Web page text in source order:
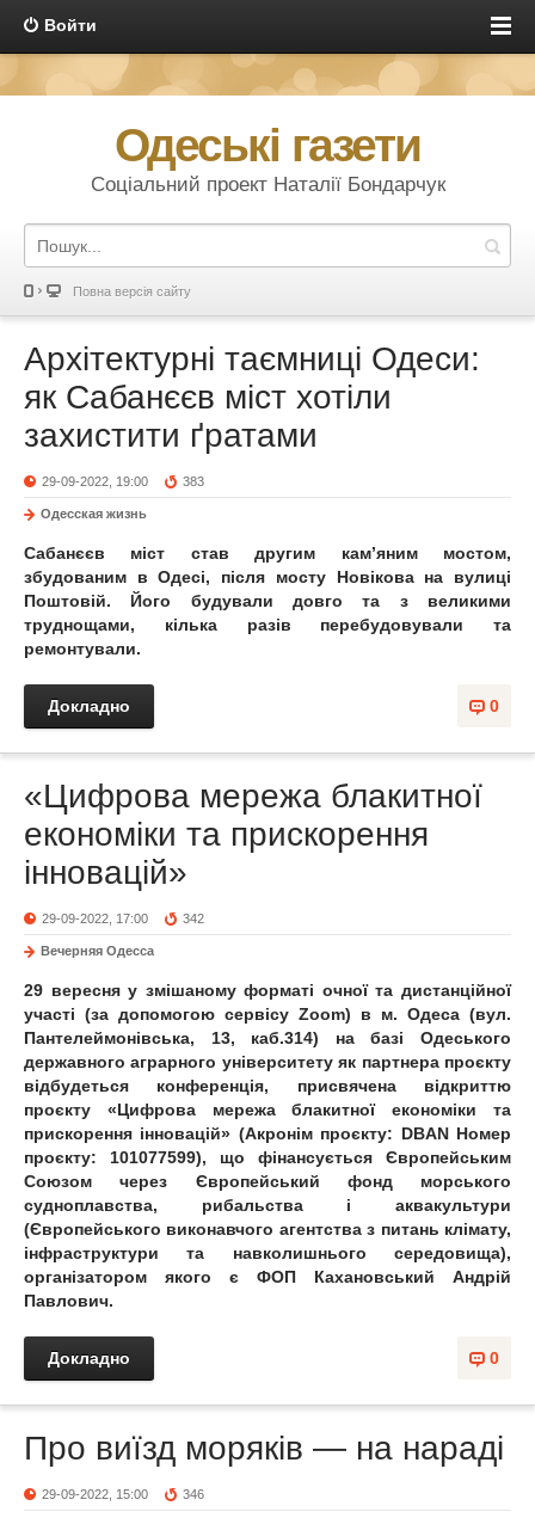
Войти
Одеські газети
Соціальний проект Наталії Бондарчук
Повна версія сайту
Архітектурні таємниці Одеси:
як Сабанєєв міст хотіли
захистити ґратами
29-09-2022, 19:00 383
Одесская жизнь
Сабанєєв міст став другим кам’яним мостом,
збудованим в Одесі, після мосту Новікова на вулиці
Поштовій. Його будували довго та з великими
труднощами, кілька разів перебудовували та
ремонтували.
0
Докладно
«Цифрова мережа блакитної
економіки та прискорення
інновацій»
29-09-2022, 17:00 342
Вечерняя Одесса
29 вересня у змішаному форматі очної та дистанційної
участі (за допомогою сервісу Zoom) в м. Одеса (вул.
Пантелеймонівська, 13, каб.314) на базі Одеського
державного аграрного університету як партнера проєкту
відбудеться конференція, присвячена відкриттю
проєкту «Цифрова мережа блакитної економіки та
прискорення інновацій» (Акронім проєкту: DBAN Номер
проєкту: 101077599), що фінансується Європейським
Союзом через Європейський фонд морського
судноплавства, рибальства і аквакультури
(Європейського виконавчого агентства з питань клімату,
інфраструктури та навколишнього середовища),
організатором якого є ФОП Кахановський Андрій
Павлович.
0
Докладно
Про виїзд моряків — на нараді
29-09-2022, 15:00 346